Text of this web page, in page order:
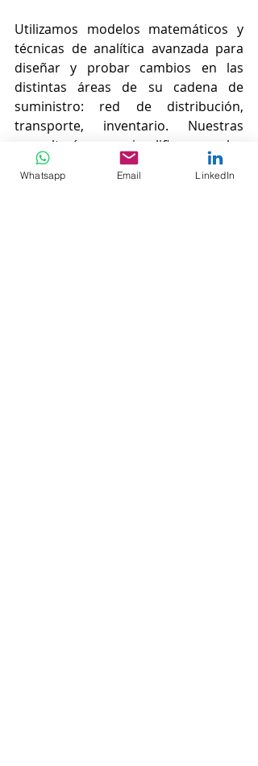
Utilizamos modelos matemáticos y
técnicas de analítica avanzada para
diseñar y probar cambios en las
distintas áreas de su cadena de
suministro: red de distribución,
transporte, inventario. Nuestras
consultorías simplifican las
decisiones de abastecimiento para
que sus productos se movilicen hacia
Whatsapp Email LinkedIn